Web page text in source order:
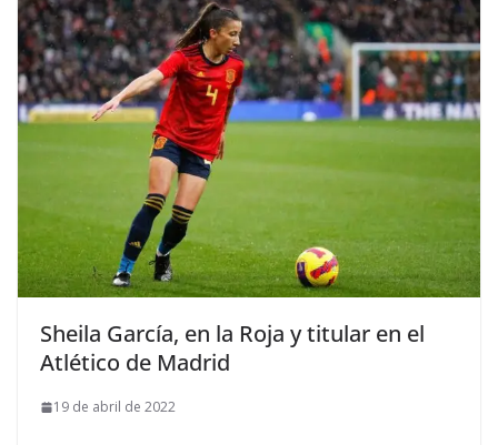
Sheila García, en la Roja y titular en el
Atlético de Madrid
19 de abril de 2022